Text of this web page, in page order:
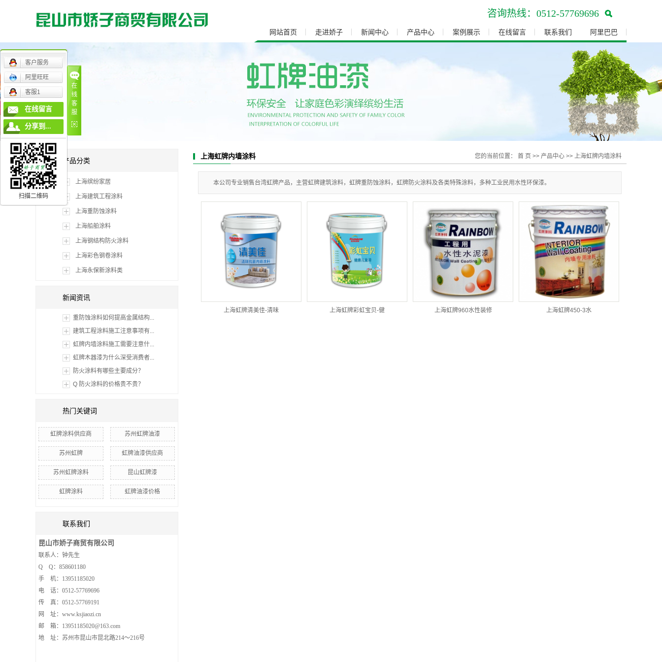
咨询热线：0512-57769696
网站首页 走进娇子
联系我们
新闻中心
公司新闻
产品中心
上海虹牌内墙涂料
上海虹牌木器漆 上海外墙涂料
上海防霉漆
上海重防蚀涂料
上海耐热漆
上海永保新涂料
上海醇酸树脂防锈漆
上海永特龙涂料
上海船舶涂料 上海彩色钢卷涂料
案例展示 在线留言 联系我们 阿里巴巴
产品分类
上海缤纷家居
上海建筑工程涂料
上海重防蚀涂料
上海船舶涂料
上海钢结构防火涂料
上海彩色钢卷涂料
上海永保新涂料类
新闻资讯
重防蚀涂料如何提高金属结构...
建筑工程涂料施工注意事项有...
虹牌内墙涂料施工需要注意什...
虹牌木器漆为什么深受消费者...
防火涂料有哪些主要成分？
Q 防火涂料的价格贵不贵？
热门关键词
虹牌涂料供应商 苏州虹牌油漆
苏州虹牌 虹牌油漆供应商
苏州虹牌涂料 昆山虹牌漆
虹牌涂料 虹牌油漆价格
联系我们
昆山市娇子商贸有限公司
联系人：钟先生
Q Q：858601180
手 机：13951185020
电 话：0512-57769696
传 真：0512-57769191
网 址：www.ksjiaozi.cn
邮 箱：13951185020@163.com
地 址：苏州市昆山市昆北路214～216号
上海虹牌内墙涂料 您的当前位置： 首 页 >> 产品中心 >> 上海虹牌内墙涂料
本公司专业销售台湾虹牌产品，主营虹牌建筑涂料，虹牌重防蚀涂料，虹牌防火涂料及各类特殊涂料，多种工业民用水性环保漆。
上海虹牌清美佳-清味 上海虹牌彩虹宝贝-健 上海虹牌960水性装修 上海虹牌450-3水
在
线
客
服
客户服务
阿里旺旺
客服1
在线留言
分享到...
扫描二维码